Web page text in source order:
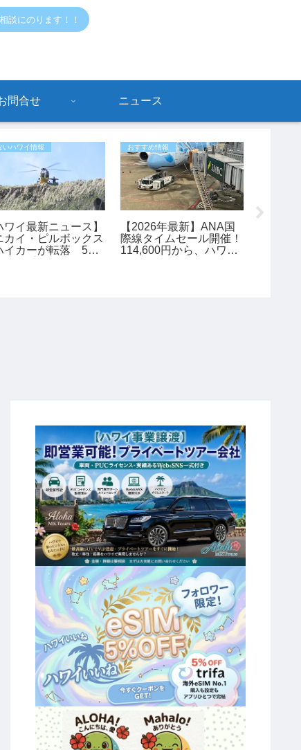
談にのります！！
問合せ ニュース
いハワイ情報
ワイ最新ニュース】
カイ・ピルボックス
イカーが転落 53
おすすめ情報
【2026年最新】ANA国
際線タイムセール開催！
114,600円から、ハワイ